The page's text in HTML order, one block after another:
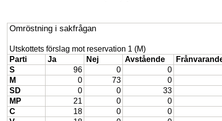
Omröstning i sakfrågan
Utskottets förslag mot reservation 1 (M)
Parti
Ja Nej Avstående
S
96 0
0
M
0 73
0
SD
0 0
33
MP
21 0
0
C
18 0
0